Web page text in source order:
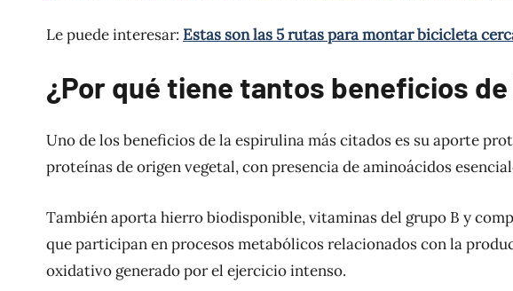
Le puede interesar: Estas son las 5 rutas para montar bicicleta
¿Por qué tiene tantos beneficios
Uno de los beneficios de la espirulina más citados es su aporte
proteínas de origen vegetal, con presencia de aminoácidos
También aporta hierro biodisponible, vitaminas del grupo B y
que participan en procesos metabólicos relacionados con la
oxidativo generado por el ejercicio intenso.